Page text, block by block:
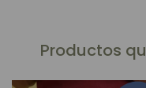
Productos